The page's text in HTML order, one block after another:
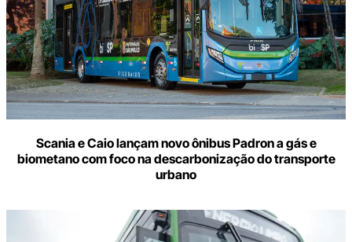
Scania e Caio lançam novo ônibus Padron a gás e
biometano com foco na descarbonização do transporte
urbano